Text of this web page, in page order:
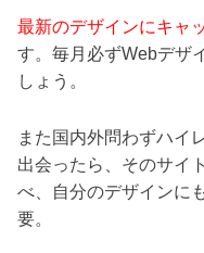
最新のデザインにキャ
す。毎月必ずWebデザ
しょう。
また国内外問わずハイ
出会ったら、そのサイ
べ、自分のデザインに
要。